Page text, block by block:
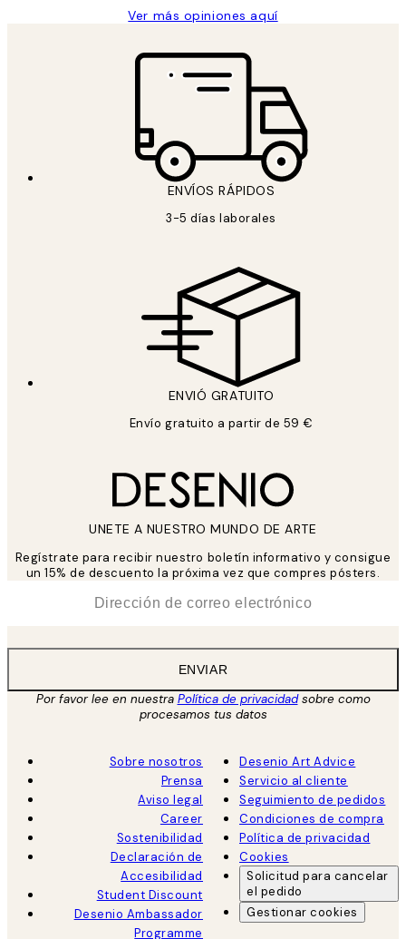
Ver más opiniones aquí
ENVÍOS RÁPIDOS
3-5 días laborales
ENVIÓ GRATUITO
Envío gratuito a partir de 59 €
UNETE A NUESTRO MUNDO DE ARTE
Regístrate para recibir nuestro boletín informativo y consigue
un 15% de descuento la próxima vez que compres pósters.
ENVIAR
Por favor lee en nuestra Política de privacidadsobre como
procesamos tus datos
Sobre nosotros
Prensa
Aviso legal
Career
Sostenibilidad
Declaración de
Accesibilidad
Student Discount
Desenio Ambassador
Programme
Desenio Art Advice
Servicio al cliente
Seguimiento de pedidos
Condiciones de compra
Política de privacidad
Cookies
Solicitud para cancelar
el pedido
Gestionar cookies